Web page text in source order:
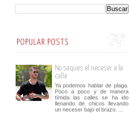
POPULAR POSTS
No saques el neceser a la
calle
Ya podemos hablar de plaga.
Poco a poco y de manera
tímida las calles se ha ido
llenando de chicos llevando
un neceser bajo el brazo. ...